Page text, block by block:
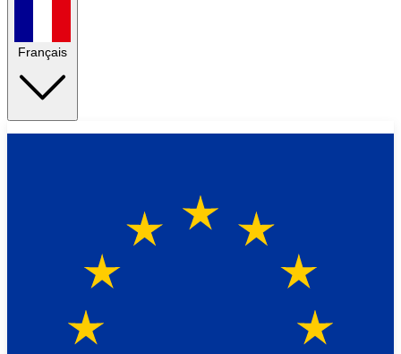
Français